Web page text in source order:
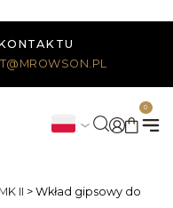
0
II > Wkład gipsowy do